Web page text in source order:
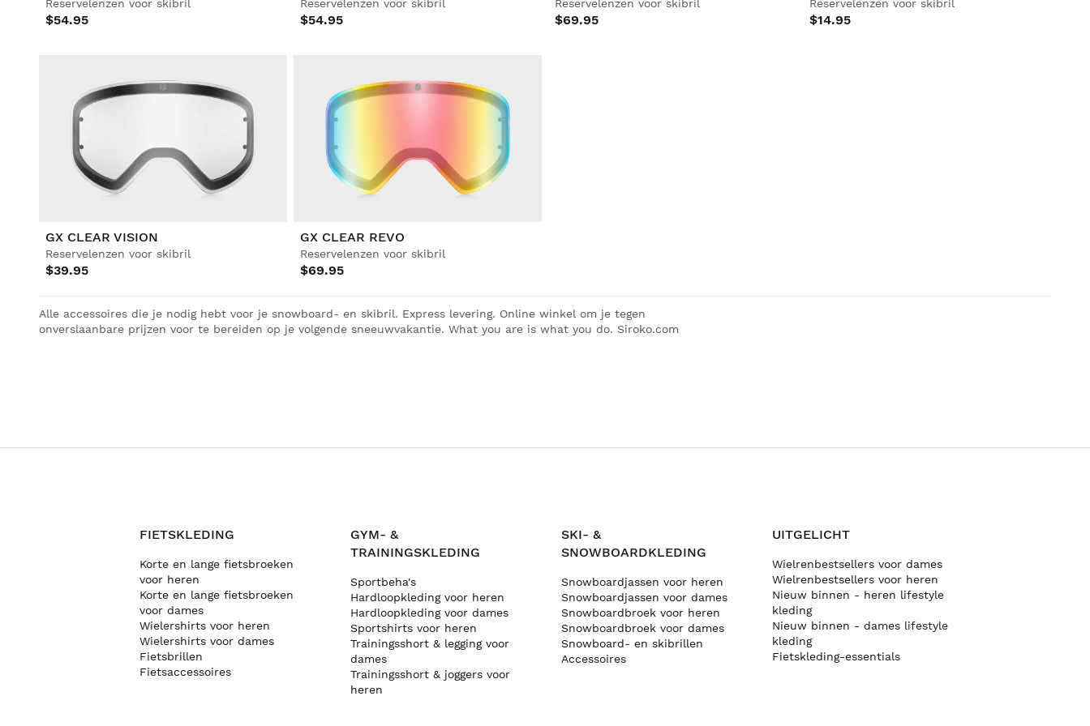
Lifestyle
Collabs
Lifestyle
Collabs
Voetbal
Reservelenzen voor skibril
$54.95
Reservelenzen voor skibril
$54.95
Reservelenzen voor skibril
$69.95
Reservelenzen voor skibril
$14.95
GX CLEAR VISION
Reservelenzen voor skibril
$39.95
GX CLEAR REVO
Reservelenzen voor skibril
$69.95
Alle accessoires die je nodig hebt voor je snowboard- en skibril. Express levering. Online winkel om je tegen
onverslaanbare prijzen voor te bereiden op je volgende sneeuwvakantie. What you are is what you do. Siroko.com
FIETSKLEDING
Korte en lange fietsbroeken
voor heren
Korte en lange fietsbroeken
voor dames
Wielershirts voor heren
Wielershirts voor dames
Fietsbrillen
Fietsaccessoires
GYM- &
TRAININGSKLEDING
Sportbeha's
Hardloopkleding voor heren
Hardloopkleding voor dames
Sportshirts voor heren
Trainingsshort & legging voor
dames
Trainingsshort & joggers voor
heren
SKI- &
SNOWBOARDKLEDING
Snowboardjassen voor heren
Snowboardjassen voor dames
Snowboardbroek voor heren
Snowboardbroek voor dames
Snowboard- en skibrillen
Accessoires
UITGELICHT
Wielrenbestsellers voor dames
Wielrenbestsellers voor heren
Nieuw binnen - heren lifestyle
kleding
Nieuw binnen - dames lifestyle
kleding
Fietskleding-essentials